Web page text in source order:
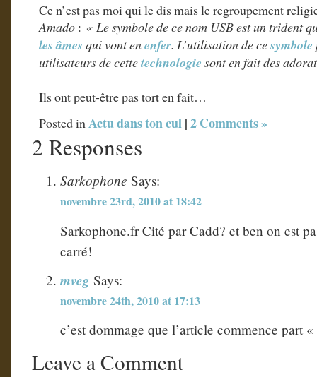
Ce n’est pas moi qui le dis mais le regroupement
Amado : « Le symbole de ce nom USB est un trident
les âmes qui vont enenfer. L’utilisation de cesymbole
utilisateurs de cettetechnologie sont en fait des
Ils ont peut-être pas tort en fait…
Posted inActu dans ton cul|2 Comments »
2 Responses
Sarkophone Says:
novembre 23rd, 2010 at 18:42
Sarkophone.fr Cité par Cadd? et ben on est
carré!
mveg Says:
novembre 24th, 2010 at 17:13
c’est dommage que l’article commence part
Leave a Comment